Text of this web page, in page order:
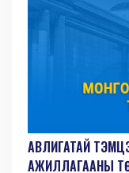
АВЛИГАТАЙ
АЖИЛЛАГААНЫ